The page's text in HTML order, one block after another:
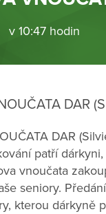
v 10:47 hodin
DAR
DAR
patří
vnoučata
seniory.
kterou dárkyně